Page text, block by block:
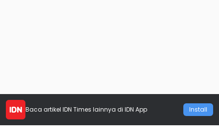
Baca artikel IDN Times lainnya di IDN App Install